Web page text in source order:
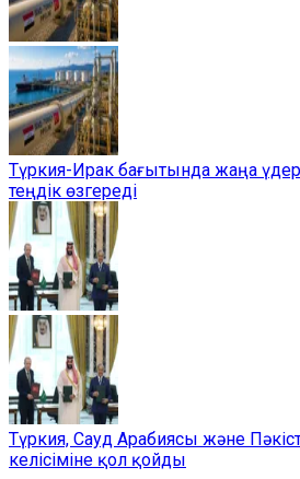
Түркия-Ирак бағытында жаңа
теңдік өзгереді
Түркия, Сауд Арабиясы және
келісіміне қол қойды